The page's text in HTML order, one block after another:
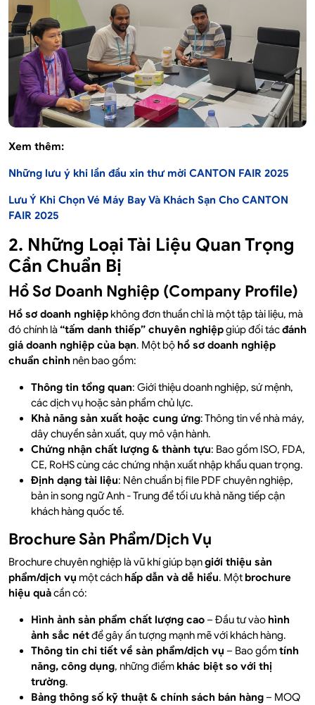
Xem thêm:
Những lưu ý khi lần đầu xin thư mời CANTON FAIR 2025
Lưu Ý Khi Chọn Vé Máy Bay Và Khách Sạn Cho CANTON
FAIR 2025
2. Những Loại Tài Liệu Quan Trọng
Cần Chuẩn Bị
Hồ Sơ Doanh Nghiệp (Company Profile)
Hồ sơ doanh nghiệp không đơn thuần chỉ là một tập tài liệu, mà
đó chính là“tấm danh thiếp” chuyên nghiệpgiúp đối tácđánh
giá doanh nghiệp của bạn. Một bộ hồ sơ doanh nghiệp
chuẩn chỉnh nên bao gồm:
Thông tin tổng quan: Giới thiệu doanh nghiệp, sứ mệnh,
các dịch vụ hoặc sản phẩm chủ lực.
Khả năng sản xuất hoặc cung ứng: Thông tin về nhà máy,
dây chuyền sản xuất, quy mô vận hành.
Chứng nhận chất lượng & thành tựu: Bao gồm ISO, FDA,
CE, RoHS cùng các chứng nhận xuất nhập khẩu quan trọng.
Định dạng tài liệu: Nên chuẩn bị file PDF chuyên nghiệp,
bản in song ngữ Anh - Trung để tối ưu khả năng tiếp cận
khách hàng quốc tế.
Brochure Sản Phẩm/Dịch Vụ
Brochure chuyên nghiệp là vũ khí giúp bạngiới thiệu sản
phẩm/dịch vụ một cách hấp dẫn và dễ hiểu. Một brochure
hiệu quảcần có:
Hình ảnh sản phẩm chất lượng cao – Đầu tư vào hình
ảnh sắc nétđể gây ấn tượng mạnh mẽ với khách hàng.
Thông tin chi tiết về sản phẩm/dịch vụ – Bao gồmtính
năng, công dụng, những điểm khác biệt so với thị
trường.
Bảng thông số kỹ thuật & chính sách bán hàng – MOQ